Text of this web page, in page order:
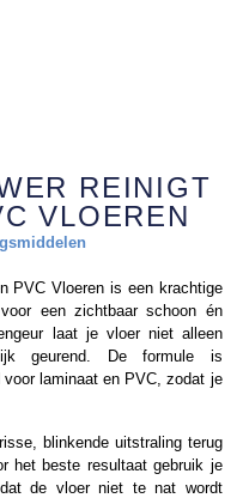
REINIGT
VLOEREN
PVC Vloeren is een krachtige
een zichtbaar schoon én
laat je vloer niet alleen
geurend. De formule is
laminaat en PVC, zodat je
blinkende uitstraling terug
het beste resultaat gebruik je
de vloer niet te nat wordt